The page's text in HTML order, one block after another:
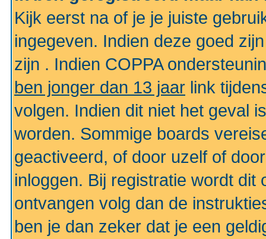
Kijk eerst na of je je juiste
ingegeven. Indien deze goed
zijn . Indien COPPA
ben jonger dan 13 jaar link
volgen. Indien dit niet het geval
worden. Sommige boards
geactiveerd, of door uzelf of
inloggen. Bij registratie wordt dit
ontvangen volg dan de
ben je dan zeker dat je een